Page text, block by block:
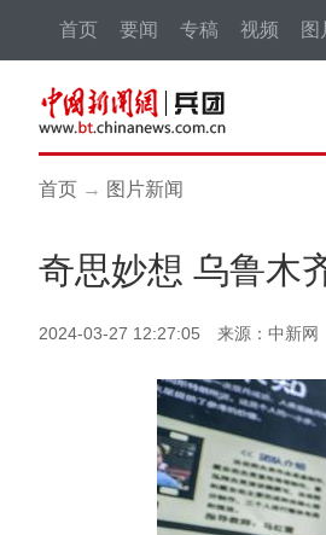
首页 要闻 专稿 视频 图
首页 → 图片新闻
奇思妙想 乌鲁木
2024-03-27 12:27:05 来源：中新网